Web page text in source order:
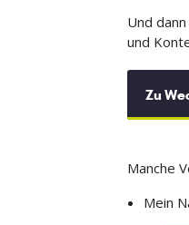
Und
und
Zu
Manche
Mein